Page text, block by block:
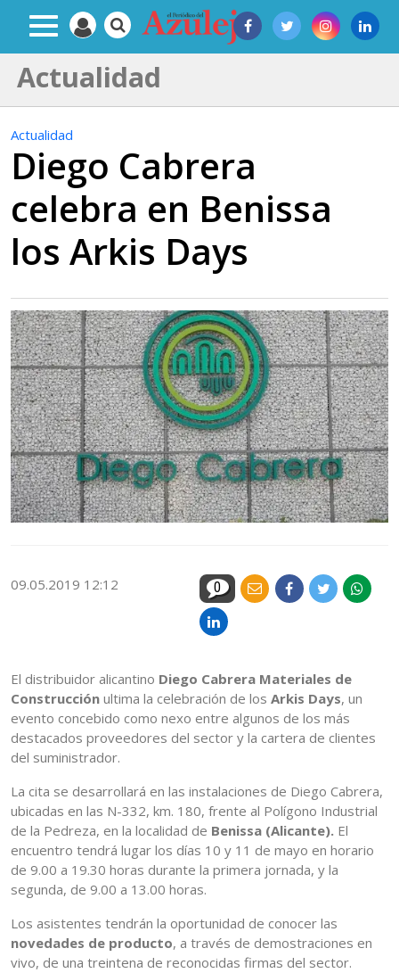
Actualidad
Actualidad
Diego Cabrera
celebra en Benissa
los Arkis Days
09.05.2019 12:12 0
El distribuidor alicantino Diego Cabrera Materiales de
Construcción ultima la celebración de los Arkis Days, un
evento concebido como nexo entre algunos de los más
destacados proveedores del sector y la cartera de clientes
del suministrador.
La cita se desarrollará en las instalaciones de Diego Cabrera,
ubicadas en las N-332, km. 180, frente al Polígono Industrial
de la Pedreza, en la localidad de Benissa (Alicante). El
encuentro tendrá lugar los días 10 y 11 de mayo en horario
de 9.00 a 19.30 horas durante la primera jornada, y la
segunda, de 9.00 a 13.00 horas.
Los asistentes tendrán la oportunidad de conocer las
novedades de producto, a través de demostraciones en
vivo, de una treintena de reconocidas firmas del sector.